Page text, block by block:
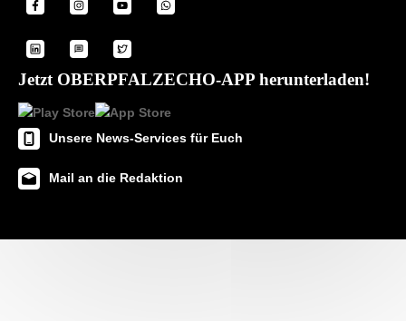
Jetzt OBERPFALZECHO-APP herunterladen!
Unsere News-Services für Euch
Mail an die Redaktion